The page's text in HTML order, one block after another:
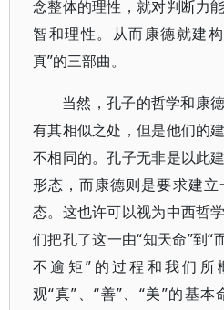
念整体的理性，就对判断力
智和理性。从而康德就建
真”的三部曲。
当然，孔子的哲学和康
有其相似之处，但是他们的
不相同的。孔子无非是以此
形态，而康德则是要求建
态。这也许可以视为中西哲
们把孔了这一由“知天命”到“
不逾矩”的过程和我们所
观“真”、“善”、“美”的基